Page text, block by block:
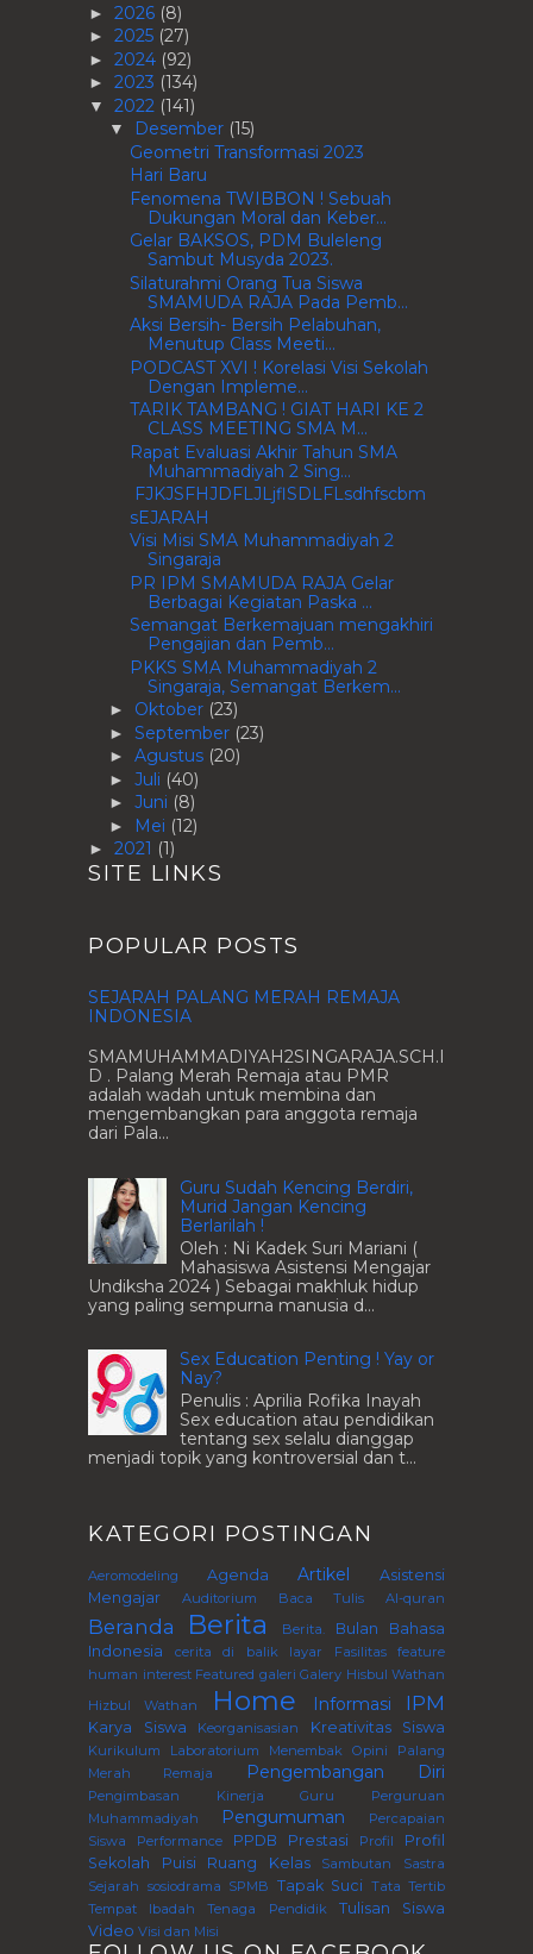
► 2026 (8)
► 2025 (27)
► 2024 (92)
► 2023 (134)
▼ 2022 (141)
▼ Desember (15)
Geometri Transformasi 2023
Hari Baru
Fenomena TWIBBON ! Sebuah
Dukungan Moral dan Keber...
Gelar BAKSOS, PDM Buleleng
Sambut Musyda 2023.
Silaturahmi Orang Tua Siswa
SMAMUDA RAJA Pada Pemb...
Aksi Bersih- Bersih Pelabuhan,
Menutup Class Meeti...
PODCAST XVI ! Korelasi Visi Sekolah
Dengan Impleme...
TARIK TAMBANG ! GIAT HARI KE 2
CLASS MEETING SMA M...
Rapat Evaluasi Akhir Tahun SMA
Muhammadiyah 2 Sing...
FJKJSFHJDFLJLjflSDLFLsdhfscbm
sEJARAH
Visi Misi SMA Muhammadiyah 2
Singaraja
PR IPM SMAMUDA RAJA Gelar
Berbagai Kegiatan Paska ...
Semangat Berkemajuan mengakhiri
Pengajian dan Pemb...
PKKS SMA Muhammadiyah 2
Singaraja, Semangat Berkem...
► Oktober (23)
► September (23)
► Agustus (20)
► Juli (40)
► Juni (8)
► Mei (12)
► 2021 (1)
SITE LINKS
POPULAR POSTS
SEJARAH PALANG MERAH REMAJA
INDONESIA
SMAMUHAMMADIYAH2SINGARAJA.SCH.I
D . Palang Merah Remaja atau PMR
adalah wadah untuk membina dan
mengembangkan para anggota remaja
dari Pala...
Guru Sudah Kencing Berdiri,
Murid Jangan Kencing
Berlarilah !
Oleh : Ni Kadek Suri Mariani (
Mahasiswa Asistensi Mengajar
Undiksha 2024 ) Sebagai makhluk hidup
yang paling sempurna manusia d...
Sex Education Penting ! Yay or
Nay?
Penulis : Aprilia Rofika Inayah
Sex education atau pendidikan
tentang sex selalu dianggap
menjadi topik yang kontroversial dan t...
KATEGORI POSTINGAN
Aeromodeling Agenda Artikel
Asistensi
Mengajar
Auditorium Baca Tulis Al-quran
Beranda Berita Berita.
Bulan Bahasa
Indonesia
cerita di balik layar Fasilitas
feature
human interest Featured galeri Galery Hisbul Wathan
Hizbul Wathan
Home Informasi IPM
Karya Siswa Keorganisasian Kreativitas Siswa
Kurikulum Laboratorium Menembak Opini
Palang
Merah Remaja
Pengembangan Diri
Pengimbasan Kinerja Guru Perguruan
Muhammadiyah
Pengumuman
Percapaian
Siswa
Performance PPDB Prestasi Profil
Profil
Sekolah
Puisi Ruang Kelas Sambutan
Sastra
Sejarah sosiodrama SPMB Tapak Suci Tata Tertib
Tempat Ibadah
Tenaga Pendidik
Tulisan Siswa
Video Visi dan Misi